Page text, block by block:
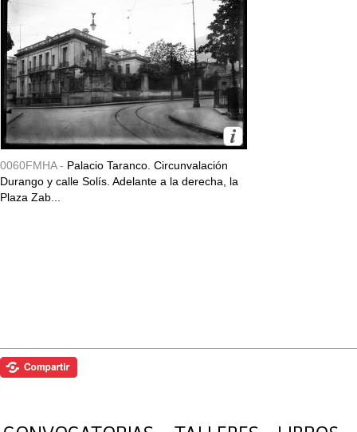
0060FMHA - Palacio Taranco. Circunvalación
Durango y calle Solís. Adelante a la derecha, la
Plaza Zab...